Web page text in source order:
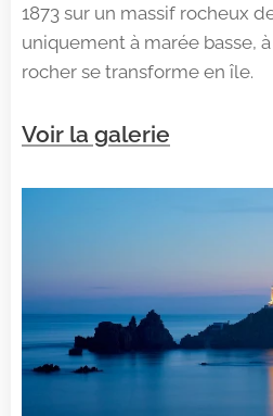
1873 sur un massif rocheux
uniquement à marée basse,
rocher se transforme en île.
Voir la galerie